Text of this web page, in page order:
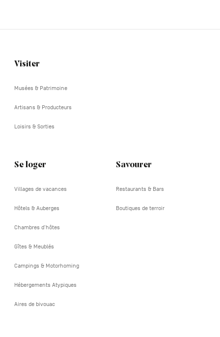
Navigation
Visiter
Musées & Patrimoine
Artisans & Producteurs
Loisirs & Sorties
Se loger
Villages de vacances
Hôtels & Auberges
Chambres d'hôtes
Gîtes & Meublés
Campings & Motorhoming
Hébergements Atypiques
Aires de bivouac
Savourer
Restaurants & Bars
Boutiques de terroir